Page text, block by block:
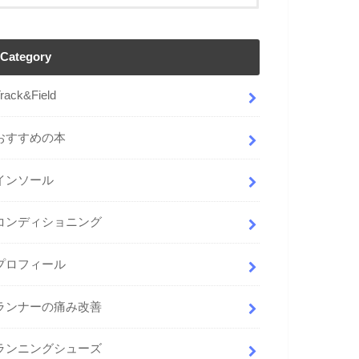
Category
すすめの本
ンソール
ンディショニング
ロフィール
ンナーの痛み改善
ンニングシューズ